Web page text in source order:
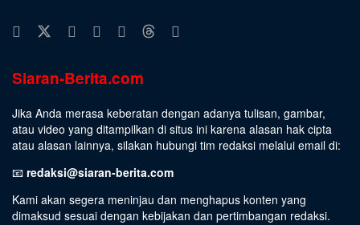
Siaran-Berita.com
Jika Anda merasa keberatan dengan adanya tulisan, gambar,
atau video yang ditampilkan di situs ini karena alasan hak cipta
atau alasan lainnya, silakan hubungi tim redaksi melalui email di:
📧 redaksi@siaran-berita.com
Kami akan segera meninjau dan menghapus konten yang
dimaksud sesuai dengan kebijakan dan pertimbangan redaksi.